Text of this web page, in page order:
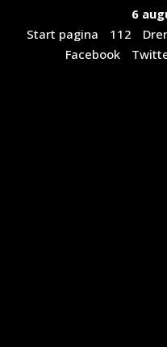
6
Start pagina
112
Facebook